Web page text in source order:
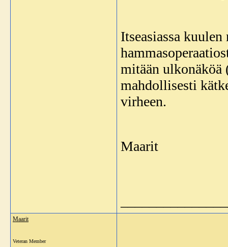
Itseasiassa
mitään ulkonäköä
mahdollisesti
virheen.
Maarit
Maarit
Veteran Member